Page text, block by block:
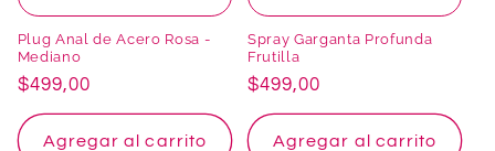
Plug Anal de Acero Rosa -
Mediano
Precio
habitual
$499,00
Agregar al carrito
Spray Garganta Profunda
Frutilla
Precio
habitual
$499,00
Agregar al carrito